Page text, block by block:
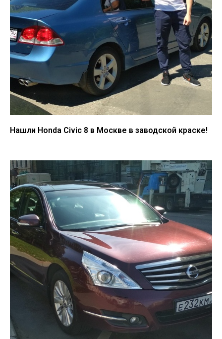
Нашли Honda Civic 8 в Москве в заводской краске!